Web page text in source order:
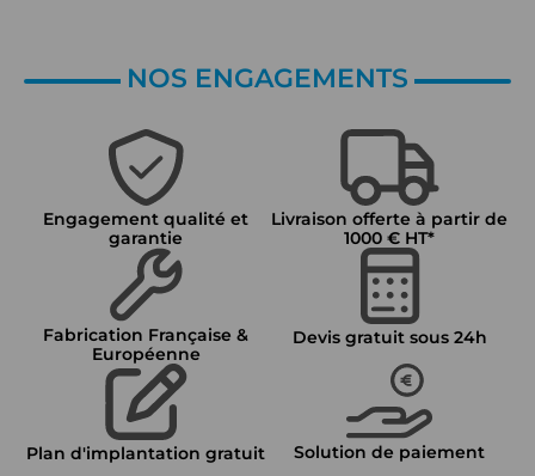
NOS ENGAGEMENTS
Engagement qualité et
garantie
Livraison offerte à partir de
1000 € HT*
Fabrication Française &
Européenne
Devis gratuit sous 24h
Plan d'implantation gratuit Solution de paiement